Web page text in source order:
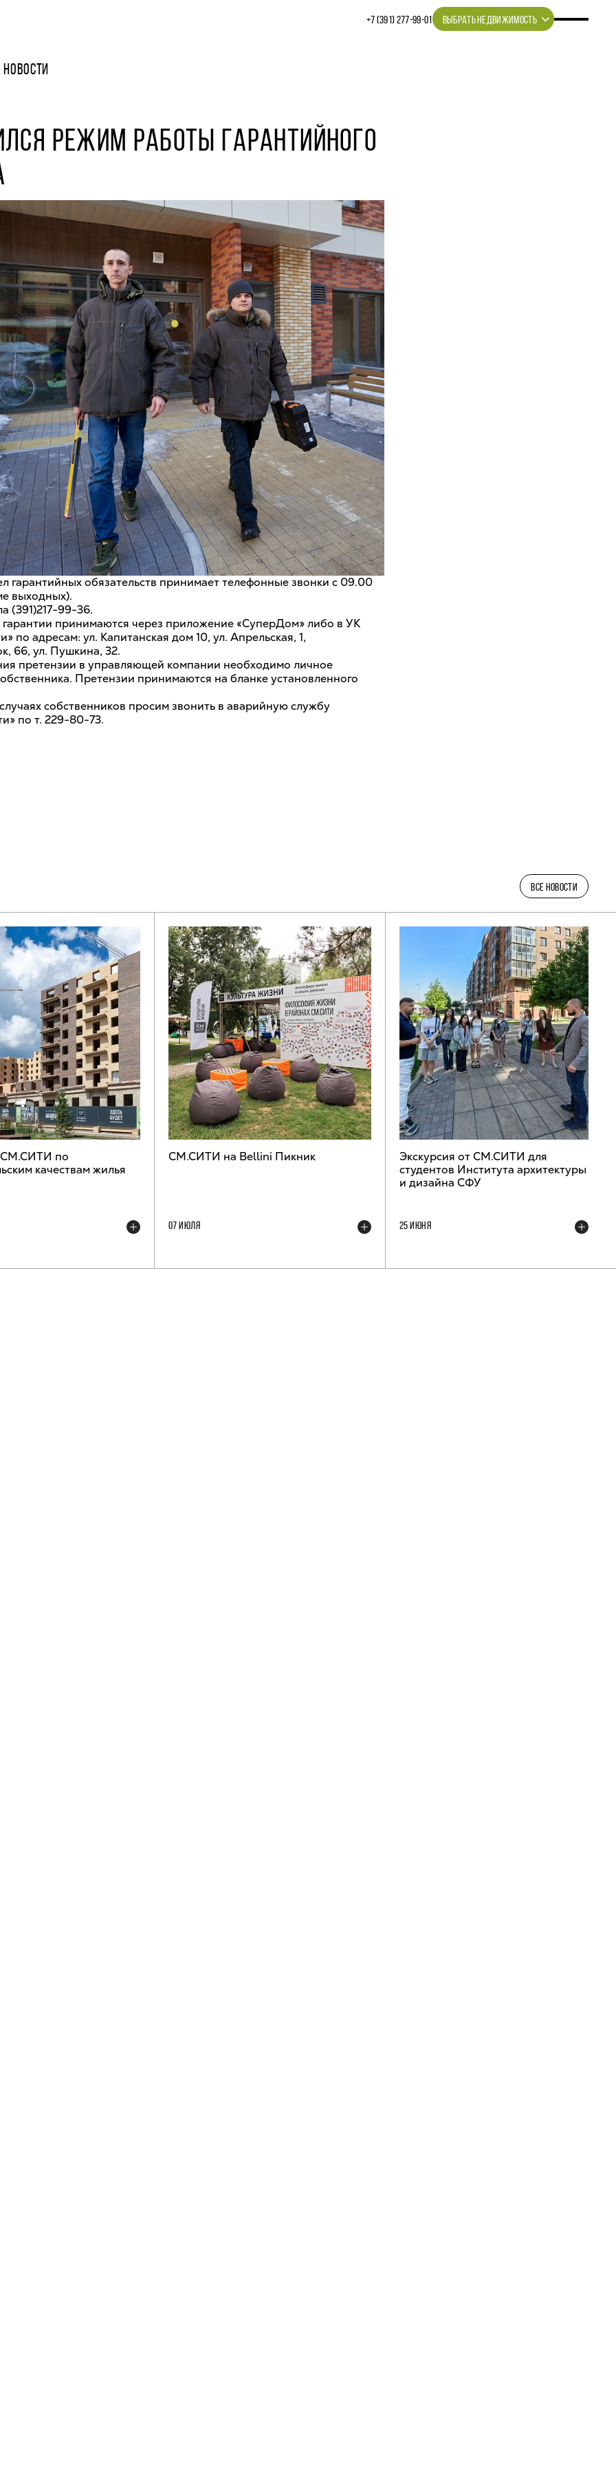
+7 (391) 277‒99‒01 ВЫБРАТЬ НЕДВИЖИМОСТЬ
НОВОСТИ
РЕЖИМ РАБОТЫ ГАРАНТИЙНОГО
гарантийных обязательств принимает телефонные звонки с 09.00
выходных).
(391)217-99-36.
принимаются через приложение «СуперДом» либо в УК
по адресам: ул. Капитанская дом 10, ул. Апрельская, 1,
66, ул. Пушкина, 32.
претензии в управляющей компании необходимо личное
Претензии принимаются на бланке установленного
собственников просим звонить в аварийную службу
по т. 229-80-73.
ВСЕ НОВОСТИ
СМ.СИТИ по
качествам жилья
СМ.СИТИ на Bellini Пикник
07 ИЮЛЯ
Экскурсия от СМ.СИТИ для
студентов Института архитектуры
и дизайна СФУ
25 ИЮНЯ